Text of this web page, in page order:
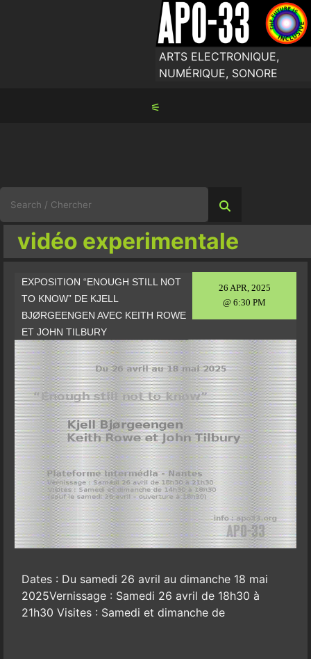
ARTS ELECTRONIQUE,
NUMÉRIQUE, SONORE
⚟
for:
vidéo experimentale
26 APR, 2025
@ 6:30 PM
EXPOSITION “ENOUGH STILL NOT
TO KNOW” DE KJELL
BJØRGEENGEN AVEC KEITH ROWE
ET JOHN TILBURY
Dates : Du samedi 26 avril au dimanche 18 mai
2025Vernissage : Samedi 26 avril de 18h30 à
21h30 Visites : Samedi et dimanche de